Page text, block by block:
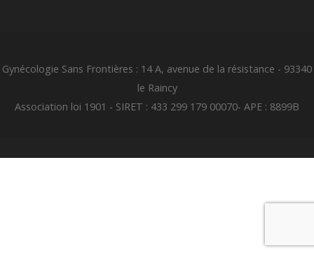
Gynécologie Sans Frontières : 14 A, avenue de la résistance - 93340
le Raincy
Association loi 1901 - SIRET : 433 299 179 00070- APE : 8899B